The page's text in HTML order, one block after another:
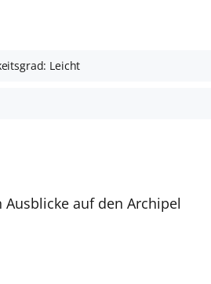
Leicht
auf den Archipel